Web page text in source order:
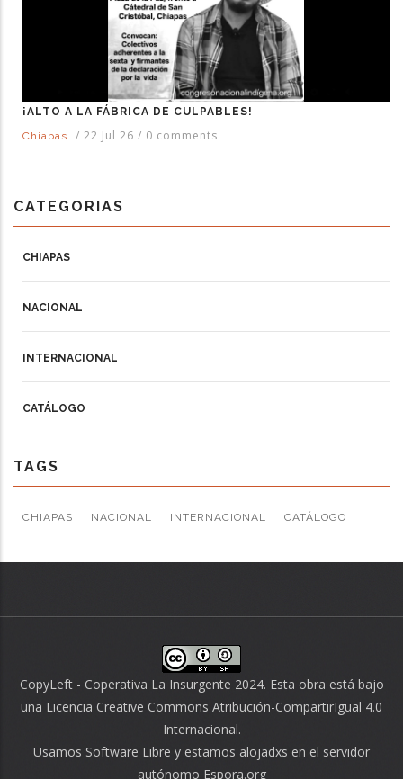
¡ALTO A LA FÁBRICA DE CULPABLES!
Chiapas
/ 22 Jul 26 / 0 comments
CATEGORIAS
CHIAPAS
NACIONAL
INTERNACIONAL
CATÁLOGO
TAGS
CHIAPAS NACIONAL INTERNACIONAL CATÁLOGO
CopyLeft - Coperativa La Insurgente 2024. Esta obra está bajo
una Licencia Creative Commons Atribución-CompartirIgual 4.0
Internacional.
Usamos Software Libre y estamos alojadxs en el servidor
autónomo Espora.org